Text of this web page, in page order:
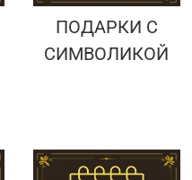
ПОДАРКИ С
СИМВОЛИКОЙ